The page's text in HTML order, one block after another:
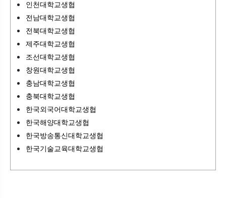
인천대학교생협
전남대학교생협
전북대학교생협
제주대학교생협
조선대학교생협
창원대학교생협
충남대학교생협
충북대학교생협
한국외국어대학교생협
한국해양대학교생협
한국방송통신대학교생협
한국기술교육대학교생협